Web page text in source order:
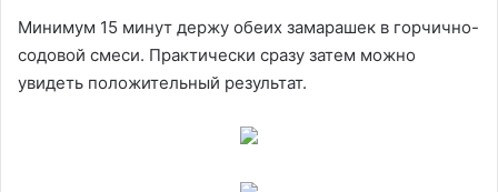
Минимум 15 минут держу обеих замарашек в горчично-
содовой смеси. Практически сразу затем можно
увидеть положительный результат.